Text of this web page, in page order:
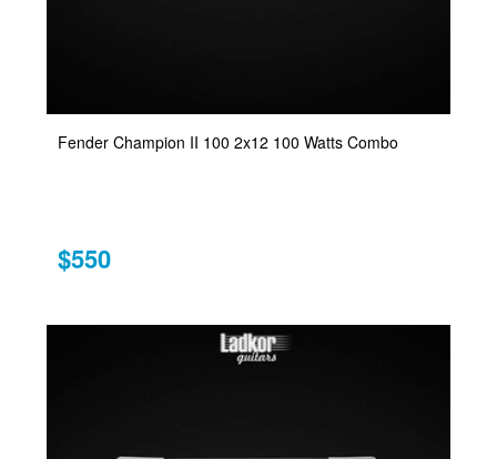
Fender Champion II 100 2x12 100 Watts Combo
$550